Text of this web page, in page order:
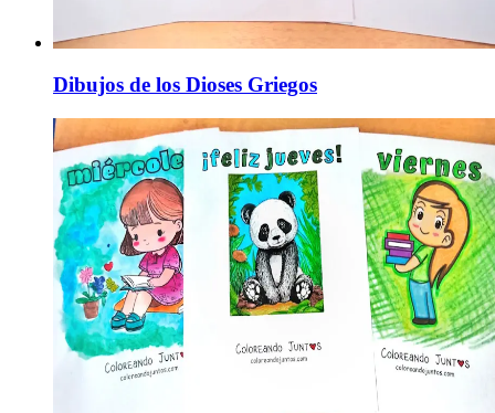
Dibujos de los Dioses Griegos